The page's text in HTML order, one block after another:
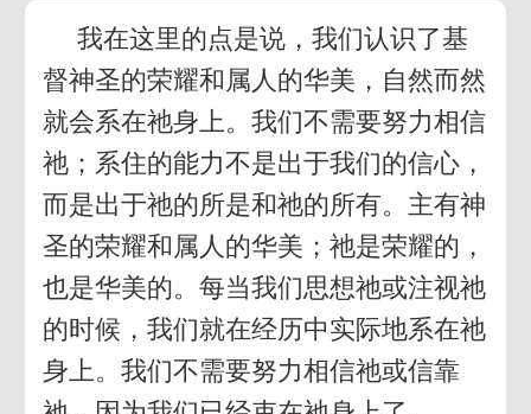
我在这里的点是说，我们认识了基
督神圣的荣耀和属人的华美，自然而然
就会系在祂身上。我们不需要努力相信
祂；系住的能力不是出于我们的信心，
而是出于祂的所是和祂的所有。主有神
圣的荣耀和属人的华美；祂是荣耀的，
也是华美的。每当我们思想祂或注视祂
的时候，我们就在经历中实际地系在祂
身上。我们不需要努力相信祂或信靠